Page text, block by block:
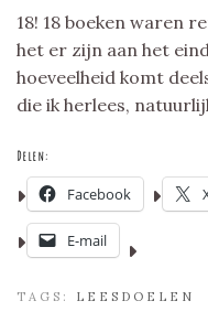
18! 18 boeken waren
het er zijn aan het
hoeveelheid komt
die ik herlees,
Delen:
Facebook
E-mail
TAGS: LEESDOELEN